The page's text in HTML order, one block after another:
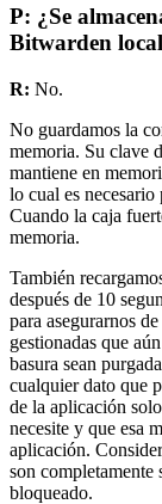
P: ¿Se
Bitwarden
R: No.
No guardamos la
memoria. Su clave
mantiene en
lo cual es necesario
Cuando la caja
memoria.
También
después de 10
para asegurarnos
gestionadas que
basura sean
cualquier dato que
de la aplicación
necesite y que esa
aplicación.
son completamente
bloqueado.